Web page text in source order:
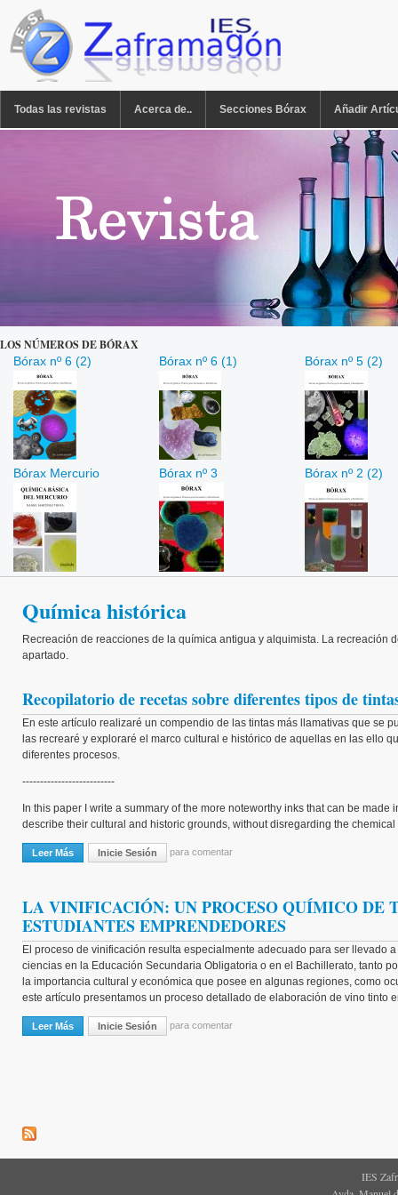
Pasar al contenido principal
Todas las revistas Acerca de.. Secciones Bórax Añadir
LOS NÚMEROS DE BÓRAX
Bórax nº 6 (2) Bórax nº 6 (1) Bórax nº 5 (2)
Bórax Mercurio Bórax nº 3 Bórax nº 2 (2)
Química histórica
Recreación de reacciones de la química antigua y alquimista. La
apartado.
Recopilatorio de recetas sobre diferentes tipos de
En este artículo realizaré un compendio de las tintas más llamativas que se
las recrearé y exploraré el marco cultural e histórico de aquellas en las ello
diferentes procesos.
--------------------------
In this paper I write a summary of the more noteworthy inks that can be
describe their cultural and historic grounds, without disregarding the
Leer Más Sobre Recopilatorio De Recetas Sobre Diferentes Tipos De Tintas
Inicie Sesión para comentar
LA VINIFICACIÓN: UN PROCESO QUÍMICO DE
ESTUDIANTES EMPRENDEDORES
El proceso de vinificación resulta especialmente adecuado para ser llevado
ciencias en la Educación Secundaria Obligatoria o en el Bachillerato, tanto
la importancia cultural y económica que posee en algunas regiones, como
este artículo presentamos un proceso detallado de elaboración de vino tinto
Leer Más Sobre LA VINIFICACIÓN: UN PROCESO QUÍMICO DE
Inicie Sesión para comentar
IES